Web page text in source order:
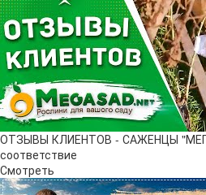
ОТЗЫВЫ КЛИЕНТОВ - САЖЕНЦЫ
соответствие
Смотреть